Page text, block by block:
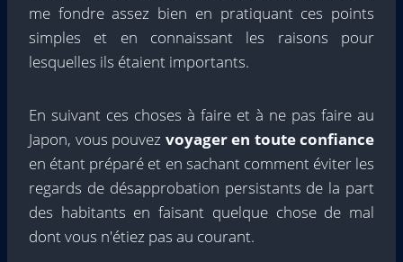
me fondre assez bien en pratiquant ces points
simples et en connaissant les raisons pour
lesquelles ils étaient importants.
En suivant ces choses à faire et à ne pas faire au
Japon, vous pouvez voyager en toute confiance
en étant préparé et en sachant comment éviter les
regards de désapprobation persistants de la part
des habitants en faisant quelque chose de mal
dont vous n'étiez pas au courant.